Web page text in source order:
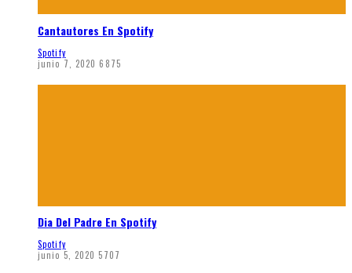
Cantautores En Spotify
Spotify
junio 7, 2020 6875
Dia Del Padre En Spotify
Spotify
junio 5, 2020 5707